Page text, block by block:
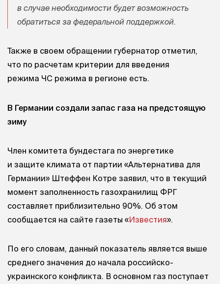
в случае необходимости будет возможность
обратиться за федеральной поддержкой.
Также в своем обращении губернатор отметил,
что по расчетам критерии для введения
режима ЧС режима в регионе есть.
В Германии создали запас газа на предстоящую
зиму
Член комитета бундестага по энергетике
и защите климата от партии «Альтернатива для
Германии» Штеффен Котре заявил, что в текущий
момент заполненность газохранилищ ФРГ
составляет приблизительно 90%. Об этом
сообщается на сайте газеты «Известия».
По его словам, данный показатель является выше
среднего значения до начала российско-
украинского конфликта. В основном газ поступает